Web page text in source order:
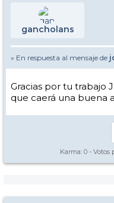
gancholans
» En respuesta al mensaje de
Gracias por tu trabajo
que caerá una buena
Karma: 0 - Votos